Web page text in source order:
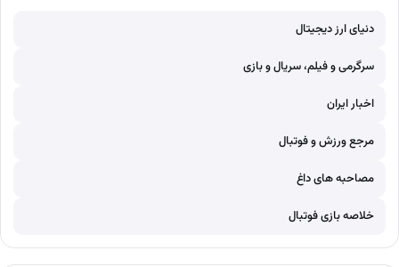
دنیای ارز دیجیتال
سرگرمی و فیلم، سریال و بازی
اخبار ایران
مرجع ورزش و فوتبال
مصاحبه های داغ
خلاصه بازی فوتبال